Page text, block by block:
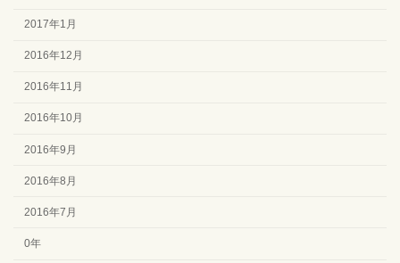
2017年1月
2016年12月
2016年11月
2016年10月
2016年9月
2016年8月
2016年7月
0年